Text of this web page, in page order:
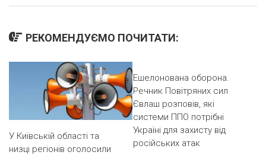
РЕКОМЕНДУЄМО ПОЧИТАТИ:
У Київській області та
низці регіонів оголосили
Ешелонована оборона.
Речник Повітряних сил
Євлаш розповів, які
системи ППО потрібні
Україні для захисту від
російських атак